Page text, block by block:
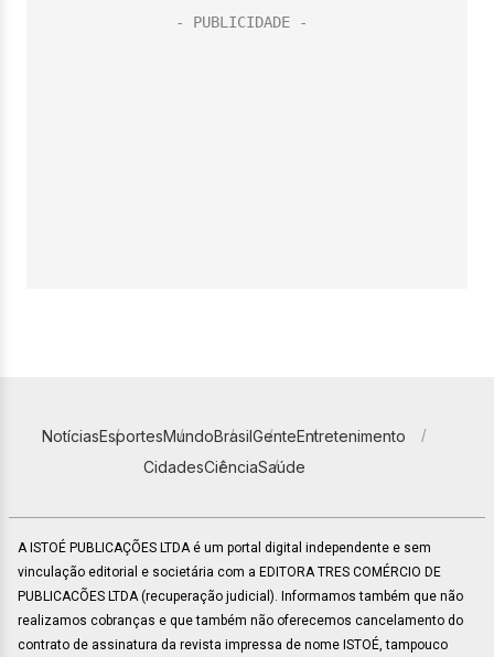
NotíciasEsportesMundoBrasilGenteEntretenimento
CidadesCiênciaSaúde
A ISTOÉ PUBLICAÇÕES LTDA é um portal digital independente e sem
vinculação editorial e societária com a EDITORA TRES COMÉRCIO DE
PUBLICACÕES LTDA (recuperação judicial). Informamos também que não
realizamos cobranças e que também não oferecemos cancelamento do
contrato de assinatura da revista impressa de nome ISTOÉ, tampouco